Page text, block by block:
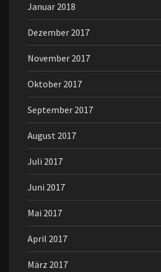
Januar 2018
Dezember 2017
November 2017
Oktober 2017
September 2017
August 2017
Juli 2017
Juni 2017
Mai 2017
April 2017
März 2017